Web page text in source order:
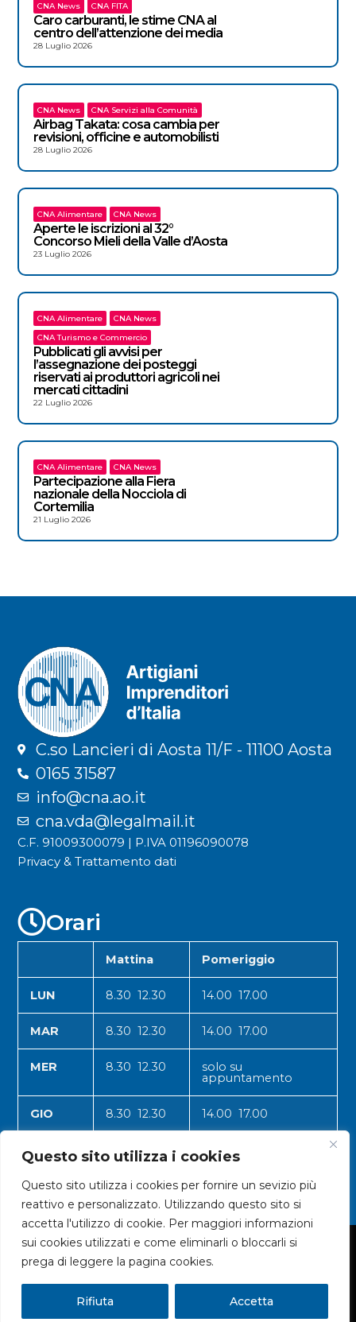
Questo sito utilizza i cookies
Questo sito utilizza i cookies per fornire un sevizio più
reattivo e personalizzato. Utilizzando questo sito si
accetta l'utilizzo di cookie. Per maggiori informazioni
sui cookies utilizzati e come eliminarli o bloccarli si
prega di leggere la pagina cookies.
Rifiuta Accetta
CNA News CNA FITA
Caro carburanti, le stime CNA al
centro dell’attenzione dei media
28 Luglio 2026
CNA News CNA Servizi alla Comunità
Airbag Takata: cosa cambia per
revisioni, officine e automobilisti
28 Luglio 2026
CNA Alimentare CNA News
Aperte le iscrizioni al 32°
Concorso Mieli della Valle d’Aosta
23 Luglio 2026
CNA Alimentare
CNA News
CNA Turismo e Commercio
Pubblicati gli avvisi per
l’assegnazione dei posteggi
riservati ai produttori agricoli nei
mercati cittadini
22 Luglio 2026
CNA Alimentare CNA News
Partecipazione alla Fiera
nazionale della Nocciola di
Cortemilia
21 Luglio 2026
C.so Lancieri di Aosta 11/F - 11100 Aosta
0165 31587
info@cna.ao.it
cna.vda@legalmail.it
C.F. 91009300079 | P.IVA 01196090078
Privacy & Trattamento dati
Orari
Mattina Pomeriggio
LUN 8.30 12.30 14.00 17.00
MAR 8.30 12.30 14.00 17.00
MER 8.30 12.30 solo su
appuntamento
GIO 8.30 12.30 14.00 17.00
VEN 8.30 12.30 14.00 17.00